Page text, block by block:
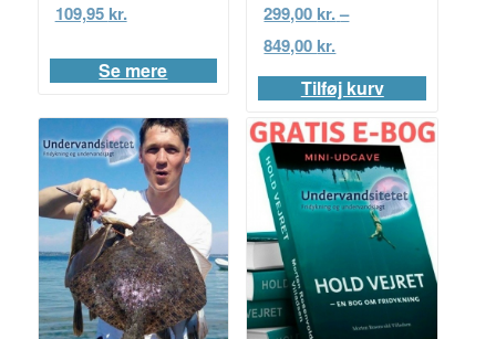
109,95 kr.
Se mere
299,00 kr. –
849,00 kr.
til
849,00 kr.
Tilføj kurv